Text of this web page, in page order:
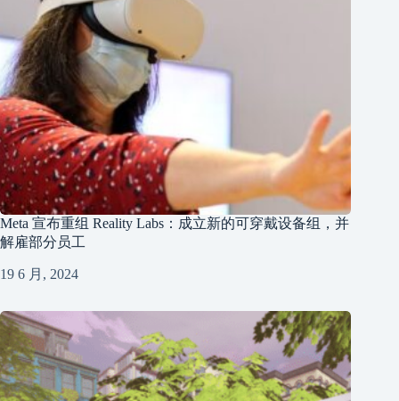
Meta 宣布重组 Reality Labs：成立新的可穿戴设备组，并
解雇部分员工
19 6 月, 2024